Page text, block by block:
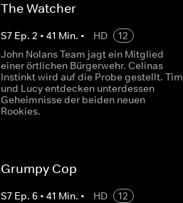
The Watcher
S7 Ep.2 •41 Min. • HD
12
John Nolans Team jagt ein Mitglied
einer örtlichen Bürgerwehr. Celinas
Instinkt wird auf die Probe gestellt. Tim
und Lucy entdecken unterdessen
Geheimnisse der beiden neuen
Rookies.
Grumpy Cop
S7 Ep.6 •41 Min. • HD
12